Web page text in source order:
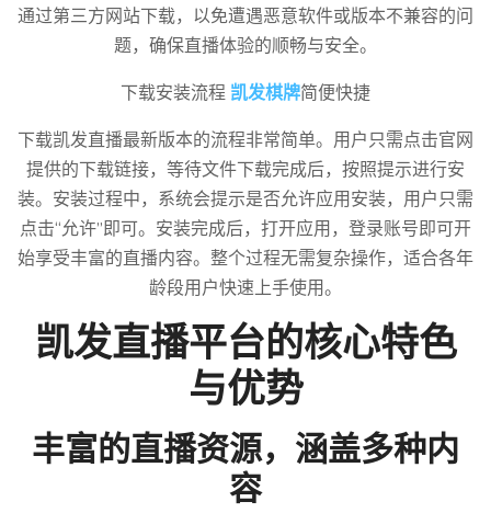
通过第三方网站下载，以免遭遇恶意软件或版本不兼容的问
题，确保直播体验的顺畅与安全。
下载安装流程 凯发棋牌简便快捷
下载凯发直播最新版本的流程非常简单。用户只需点击官网
提供的下载链接，等待文件下载完成后，按照提示进行安
装。安装过程中，系统会提示是否允许应用安装，用户只需
点击“允许”即可。安装完成后，打开应用，登录账号即可开
始享受丰富的直播内容。整个过程无需复杂操作，适合各年
龄段用户快速上手使用。
凯发直播平台的核心特色
与优势
丰富的直播资源，涵盖多种内
容